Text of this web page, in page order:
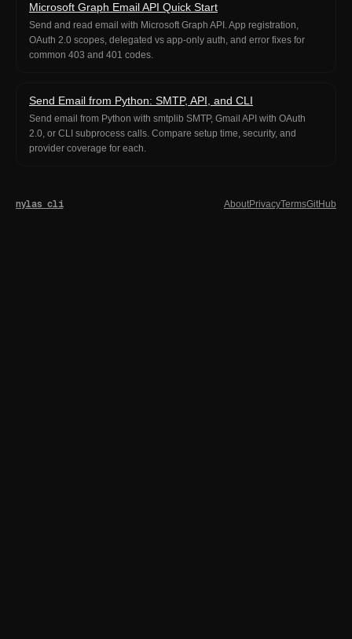
Microsoft Graph Email API Quick Start
Send and read email with Microsoft Graph API. App registration,
OAuth 2.0 scopes, delegated vs app-only auth, and error fixes for
common 403 and 401 codes.
Send Email from Python: SMTP, API, and CLI
Send email from Python with smtplib SMTP, Gmail API with OAuth
2.0, or CLI subprocess calls. Compare setup time, security, and
provider coverage for each.
nylas cli AboutPrivacyTermsGitHub